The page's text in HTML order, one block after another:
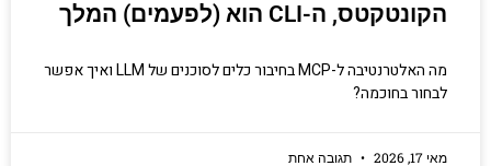
הקונטקטס, ה-CLI הוא (לפעמים) המלך
מה האלטרנטיבה ל-MCP בחיבור כלים לסוכנים של LLM ואיך אפשר
לבחור בחוכמה?
מאי 17, 2026 תגובה אחת